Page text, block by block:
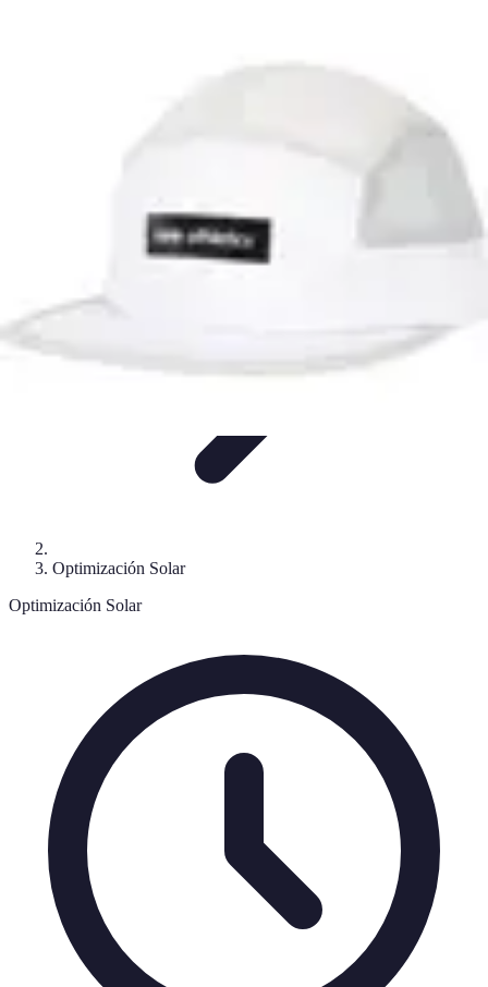
Optimización Solar
Optimización Solar